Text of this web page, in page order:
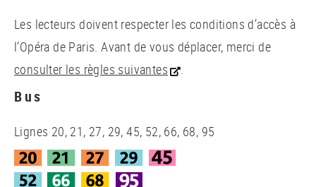
Les lecteurs doivent respecter les conditions d’accès à
l’Opéra de Paris. Avant de vous déplacer, merci de
consulter les règles suivantes
.
Bus
Lignes 20, 21, 27, 29, 45, 52, 66, 68, 95